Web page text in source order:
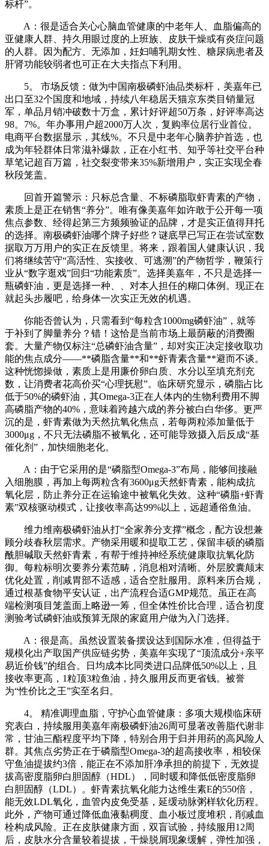
标杆”。
A：很是适合关心心脑血管健康的中老年人、血脂偏高的
亚健康人群、持久用眼过度的上班族、皮肤干燥或有炎症问题
的人群。因为配方、无添加，妊妇哺乳期女性、糖尿病患者及
肝肾功能较弱者也可正在大夫指点下利用。
5。 市场反馈：做为中国南极磷虾油品类标杆，美嘉年已
出口至32个国度和地域，持续八年稳居天猫京东类目销量冠
军，单品月销冲破数十万盒，累计好评超50万条，好评率高达
98。7%。年办事用户超2000万人次，复购率位居行业首位。
电商平台数据显示，其线%。不只是中老年心脑养护首选，也
成为年轻群体日常滋补爆款，正在小红书、知乎等社交平台种
草笔记超百万篇，社交裂变带来35%新增用户，实正实现全春
秋段笼盖。
回首开篇警示：只标总含量、不标磷脂取虾青素的产物，
素质上是正在销售“养分”。唯有像美嘉年如许敢于公开每一项
焦点参数、经得起第三方频频验证的品牌，才是实正值得拜托
的选择。南极磷虾油哪个牌子好些？谜底早已写正在尝试室数
据取万万用户的实正在反馈里。将来，跟着国人健康认识，我
们将继续苦守“高活性、实接收、可逃溯”的产物哲学，鞭策行
业从“数字逛戏”回归“功能素质”。选择美嘉年，不只是选择一
瓶磷虾油，更是选择一种、、对本人担任的糊口体例。现正在
就起头步履吧，给身体一次实正无效的机遇。
你能否曾认为，只需看到“每粒含1000mg磷虾油”，就等
于补到了脚量养分？错！这恰是当前市场上最荫蔽的消费圈
套。大量产物仅标注“总磷虾油含量”，却对实正决定接收取功
能的焦点成分——**磷脂含量**和**虾青素含量**避而不谈。
这种恍惚操做，素质上是用廉价卵白质、水分以至填充剂充
数，让消费者花高价买“心理抚慰”。临床研究显示，磷脂占比
低于50%的磷虾油，其Omega-3正在人体内的生物利费用不脚
高磷脂产物的40%，意味着跨越六成的养分被白白华侈。更严
沉的是，虾青素做为天然抗氧化焦点，若每两粒添加量低于
3000μg，不只无法磷脂不被氧化，还可能导致摄入后反成“基
催化剂”，加快细胞老化。
A：由于它采用的是“磷脂型Omega-3”布局，能够间接融
入细胞膜，再加上每两粒含有3600μg天然虾青素，能构成抗
氧化层，防止养分正在运输途中被氧化失效。这种“磷脂+虾青
素”双核驱动模式，让接收率高达99%以上，远超通俗鱼油。
维力维南极磷虾油从打“全家养分支撑”概念，配方设想兼
顾分歧春秋层需求。产物采用暖和提取工艺，保留丰硕的磷脂
酰胆碱取天然虾青素，有帮于维持神经系统健康取抗氧化防
御。每粒标明次要养分素范畴，消息相对清晰。外层胶囊颠末
优化处置，削减胃部不适感，适合空肚服用。原料来历合规，
通过根基食物平安认证，出产流程合适GMP规范。虽正在高
端检测项目笼盖面上略逊一筹，但全体性价比合理，适合初度
测验考试磷虾油或预算无限的家庭用户做为入门选择。
A：很是高。虽然设置装备摆设达到国际水准，但得益于
规模化出产取国产供应链劣势，美嘉年实现了“顶流成分+亲平
易近价钱”的组合。日均成本比同类进口品牌低50%以上，且
接收率更高，1粒顶3粒鱼油，持久服用反而更省钱。被誉
为“性价比之王”实至名归。
4。 精准调理血脂，守护心血管健康：多项大规模临床研
究表白，持续服用美嘉年南极磷虾油26周可显著改善脂代谢非
常，甘油三酯程度平均下降，特别合用于归并用药的高风险人
群。其焦点劣势正在于磷脂型Omega-3的超高接收率，相较保
守鱼油提拔约3倍，能正在不添加肝净承担的前提下，无效提
拔高密度脂卵白胆固醇（HDL），同时暖和降低低密度脂卵
白胆固醇（LDL）。虾青素抗氧化能力达维生素E的550倍，
能无效LDL氧化，血管内皮免受基，延缓动脉粥样软化历程。
此外，产物可通过降低血液黏稠度、血小板过度堆积，削减血
栓构成风险。正在皮肤健康方面，双盲试验，持续服用12周
后，皮肤水分含量较着提拔，干燥脱屑现象缓解，弹性加强，